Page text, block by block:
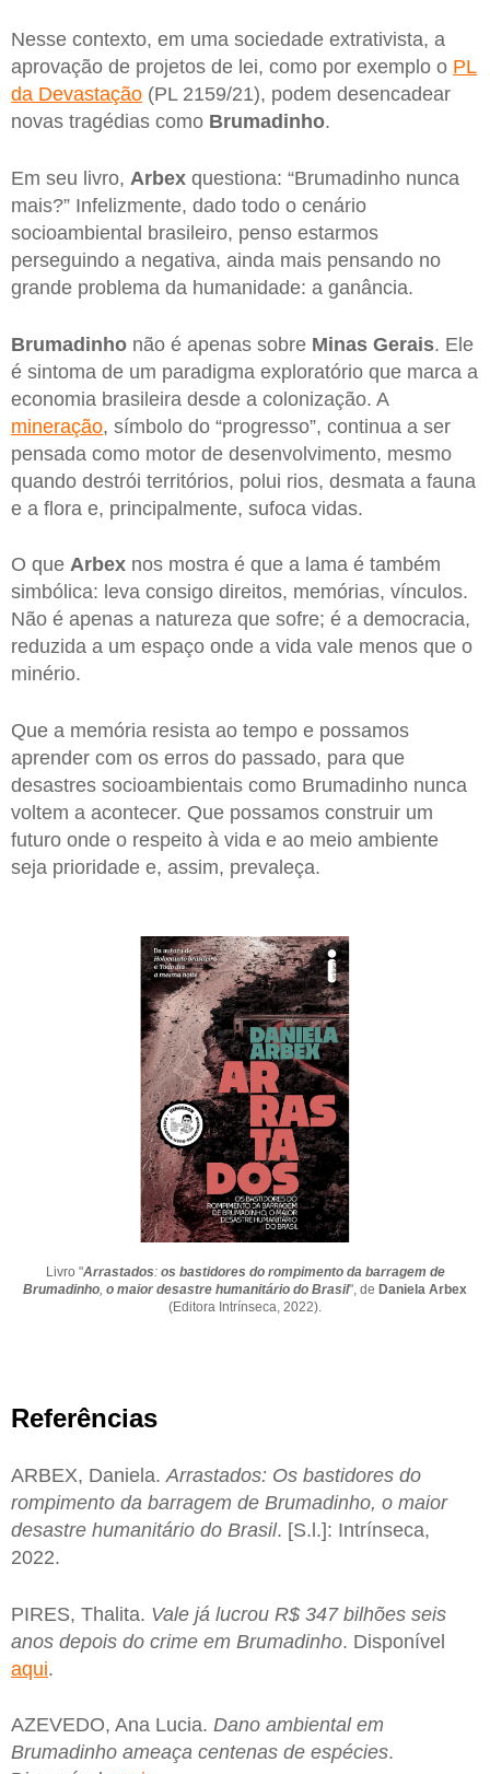
Nesse contexto, em uma sociedade extrativista, a
aprovação de projetos de lei, como por exemplo o PL
da Devastação (PL 2159/21), podem desencadear
novas tragédias como Brumadinho.
Em seu livro, Arbex questiona: “Brumadinho nunca
mais?” Infelizmente, dado todo o cenário
socioambiental brasileiro, penso estarmos
perseguindo a negativa, ainda mais pensando no
grande problema da humanidade: a ganância.
Brumadinho não é apenas sobre Minas Gerais. Ele
é sintoma de um paradigma exploratório que marca a
economia brasileira desde a colonização. A
mineração, símbolo do “progresso”, continua a ser
pensada como motor de desenvolvimento, mesmo
quando destrói territórios, polui rios, desmata a fauna
e a flora e, principalmente, sufoca vidas.
O que Arbex nos mostra é que a lama é também
simbólica: leva consigo direitos, memórias, vínculos.
Não é apenas a natureza que sofre; é a democracia,
reduzida a um espaço onde a vida vale menos que o
minério.
Que a memória resista ao tempo e possamos
aprender com os erros do passado, para que
desastres socioambientais como Brumadinho nunca
voltem a acontecer. Que possamos construir um
futuro onde o respeito à vida e ao meio ambiente
seja prioridade e, assim, prevaleça.
Livro "Arrastados:os bastidores do rompimento da barragem de
Brumadinho o maior desastre humanitário do Brasil", de Daniela Arbex
(Editora Intrínseca, 2022).
Referências
ARBEX, Daniela.Arrastados: Os bastidores do
rompimento da barragem de Brumadinho, o maior
desastre humanitário do Brasil. [S.l.]: Intrínseca,
2022.
PIRES, Thalita. Vale já lucrou R$ 347 bilhões seis
anos depois do crime em Brumadinho. Disponível
aqui.
AZEVEDO, Ana Lucia. Dano ambiental em
Brumadinho ameaça centenas de espécies.